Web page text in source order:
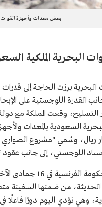
بعض معدات وأجهزة القوات
البحرية الملكية
برزت الحاجة إلى
القدرة اللوجستية على
البحرية السعودية بالمعدات
اللوجستي، إلى جانب
وهي تؤدي اليوم دورًا فاعلًا